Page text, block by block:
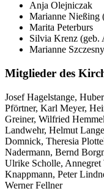
Anja Olejniczak
Marianne Nießing
Marita Peterburs
Silvia Krenz (geb.
Marianne Szczesny
Mitglieder des
Josef Hagelstange,
Pförtner, Karl Meyer,
Greiner, Wilfried
Landwehr, Helmut
Domnick, Theresia
Nadermann, Bernd
Ulrike Scholle,
Knappmann, Peter
Werner Fellner